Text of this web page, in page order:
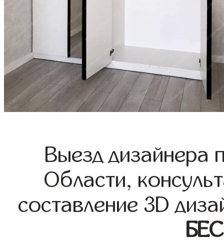
Выезд дизайнера
Области,
составление 3D